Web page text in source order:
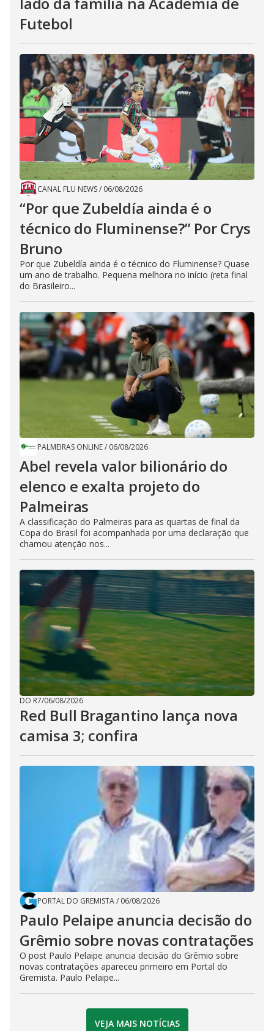
Futebol
CANAL FLU NEWS/ 06/08/2026
“Por que Zubeldía ainda é o
técnico do Fluminense?” Por Crys
Bruno
Por que Zubeldía ainda é o técnico do Fluminense? Quase
um ano de trabalho. Pequena melhora no início (reta final
do Brasileiro...
PALMEIRAS ONLINE/ 06/08/2026
Abel revela valor bilionário do
elenco e exalta projeto do
Palmeiras
A classificação do Palmeiras para as quartas de final da
Copa do Brasil foi acompanhada por uma declaração que
chamou atenção nos...
DO R7/06/08/2026
Red Bull Bragantino lança nova
camisa 3; confira
PORTAL DO GREMISTA/ 06/08/2026
Paulo Pelaipe anuncia decisão do
Grêmio sobre novas contratações
O post Paulo Pelaipe anuncia decisão do Grêmio sobre
novas contratações apareceu primeiro em Portal do
Gremista. Paulo Pelaipe...
VEJA MAIS NOTÍCIAS